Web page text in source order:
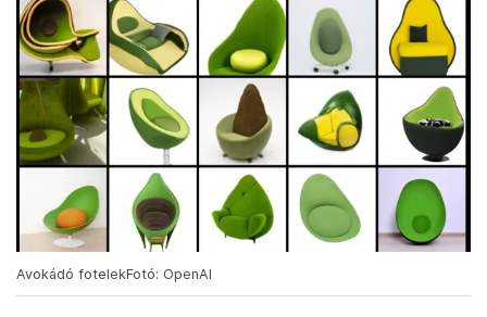
Avokádó fotelekFotó: OpenAI